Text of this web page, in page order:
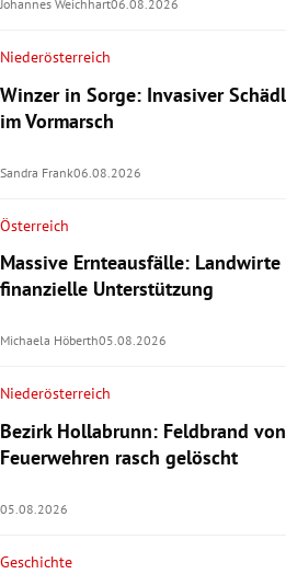
Johannes Weichhart06.08.2026
Niederösterreich
Winzer in Sorge: Invasiver
im Vormarsch
Sandra Frank06.08.2026
Österreich
Massive Ernteausfälle:
finanzielle Unterstützung
Michaela Höberth05.08.2026
Niederösterreich
Bezirk Hollabrunn: Feldbrand
Feuerwehren rasch gelöscht
05.08.2026
Geschichte